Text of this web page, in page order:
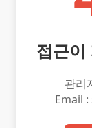
접근이
관리
Email